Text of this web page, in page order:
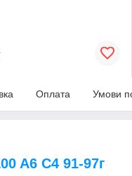
Оплата Умови
A6 C4 91-97г